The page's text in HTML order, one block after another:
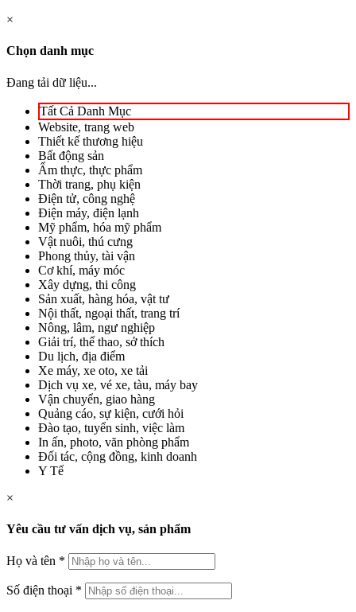
×
Chọn danh mục
Đang tải dữ liệu...
Tất Cả Danh Mục
Website, trang web
Thiết kế thương hiệu
Bất động sản
Ẩm thực, thực phẩm
Thời trang, phụ kiện
Điện tử, công nghệ
Điện máy, điện lạnh
Mỹ phẩm, hóa mỹ phẩm
Vật nuôi, thú cưng
Phong thủy, tài vận
Cơ khí, máy móc
Xây dựng, thi công
Sản xuất, hàng hóa, vật tư
Nội thất, ngoại thất, trang trí
Nông, lâm, ngư nghiệp
Giải trí, thể thao, sở thích
Du lịch, địa điểm
Xe máy, xe oto, xe tải
Dịch vụ xe, vé xe, tàu, máy bay
Vận chuyển, giao hàng
Quảng cáo, sự kiện, cưới hỏi
Đào tạo, tuyển sinh, việc làm
In ấn, photo, văn phòng phẩm
Đối tác, cộng đồng, kinh doanh
Y Tế
×
Yêu cầu tư vấn dịch vụ, sản phẩm
Họ và tên *
Số điện thoại *